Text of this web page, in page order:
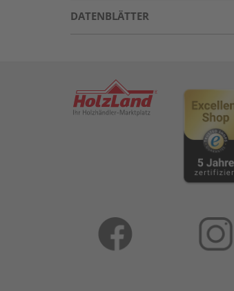
DATENBLÄTTER